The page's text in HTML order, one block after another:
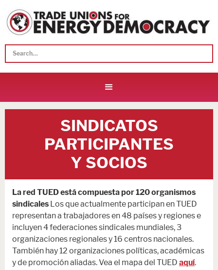
SINDICATOS
PARTICIPANTES
Y SOCIOS
La red TUED está compuesta por 120 organismos
sindicales Los que actualmente participan en TUED
representan a trabajadores en 48 países y regiones e
incluyen 4 federaciones sindicales mundiales, 3
organizaciones regionales y 16 centros nacionales.
También hay 12 organizaciones políticas, académicas
y de promoción aliadas. Vea el mapa del TUED aquí.